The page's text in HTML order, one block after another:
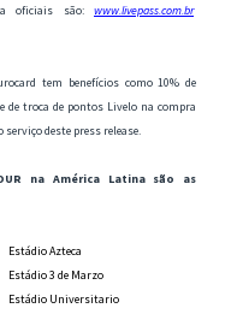
oficiais são: www.livepass.com.br
tem benefícios como 10% de
de troca de pontos Livelo na compra
deste press release.
na América Latina são as
Estádio Azteca
Estádio 3 de Marzo
Estádio Universitario